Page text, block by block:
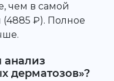
чем в самой
(4885 ₽). Полное
анализ
дерматозов»?